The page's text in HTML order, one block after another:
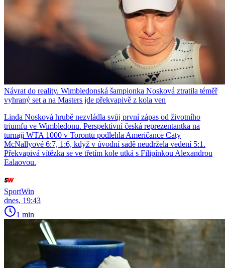
Návrat do reality. Wimbledonská šampionka Nosková ztratila téměř
vyhraný set a na Masters jde překvapivě z kola ven
Linda Nosková hrubě nezvládla svůj první zápas od životního
triumfu ve Wimbledonu. Perspektivní česká reprezentantka na
turnaji WTA 1000 v Torontu podlehla Američance Caty
McNallyové 6:7, 1:6, když v úvodní sadě neudržela vedení 5:1.
Překvapivá vítězka se ve třetím kole utká s Filipínkou Alexandrou
Ealaovou.
SportWin
dnes, 19:43
1 min